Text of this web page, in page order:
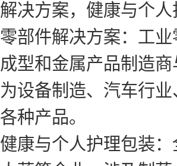
解决方案，健康与个
零部件解决方案：工
成型和金属产品制造
为设备制造、汽车行
各种产品。
健康与个人护理包装